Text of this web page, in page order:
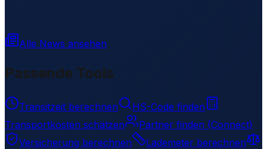
Alle News ansehen
Passende Tools
Transitzeit berechnen
HS-Code finden
Transportkosten schätzen
Partner finden (Connect)
Versicherung berechnen
Lademeter berechnen